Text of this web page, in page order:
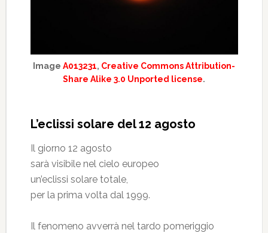
ImageA013231, Creative Commons Attribution-
Share Alike 3.0 Unported license.
L’eclissi solare del 12 agosto
Il giorno 12 agosto
sarà visibile nel cielo europeo
un’eclissi solare totale,
per la prima volta dal 1999.
Il fenomeno avverrà nel tardo pomeriggio